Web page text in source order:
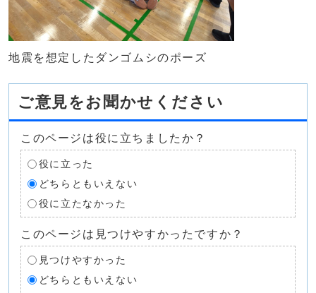
地震を想定したダンゴムシのポーズ
ご意見をお聞かせください
このページは役に立ちましたか？
役に立った
どちらともいえない
役に立たなかった
このページは見つけやすかったですか？
見つけやすかった
どちらともいえない